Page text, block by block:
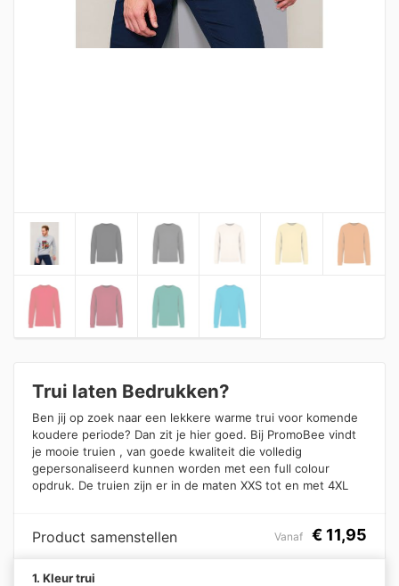
Trui laten Bedrukken?
Ben jij op zoek naar een lekkere warme trui voor komende
koudere periode? Dan zit je hier goed. Bij PromoBee vindt
je mooie truien , van goede kwaliteit die volledig
gepersonaliseerd kunnen worden met een full colour
opdruk. De truien zijn er in de maten XXS tot en met 4XL
Product samenstellen Vanaf € 11,95
1. Kleur trui